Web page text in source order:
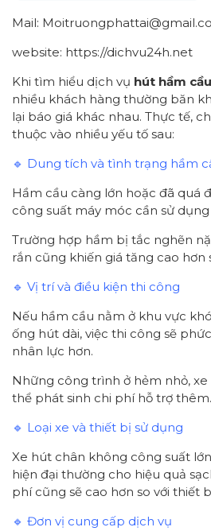
Mail:
website: https://dichvu24h.net
Khi tìm hiểu dịch vụ hút hầm cầu
nhiều khách hàng thường băn
lại báo giá khác nhau. Thực tế,
thuộc vào nhiều yếu tố sau:
🔹 Dung tích và tình trạng hầm
Hầm cầu càng lớn hoặc đã quá
công suất máy móc cần sử
Trường hợp hầm bị tắc nghẽn
rắn cũng khiến giá tăng cao hơn
🔹 Vị trí và điều kiện thi công
Nếu hầm cầu nằm ở khu vực
ống hút dài, việc thi công sẽ
nhân lực hơn.
Những công trình ở hẻm nhỏ,
thể phát sinh chi phí hỗ trợ thêm.
🔹 Loại xe và thiết bị sử dụng
Xe hút chân không công suất
hiện đại thường cho hiệu quả
phí cũng sẽ cao hơn so với thiết
🔹 Đơn vị cung cấp dịch vụ